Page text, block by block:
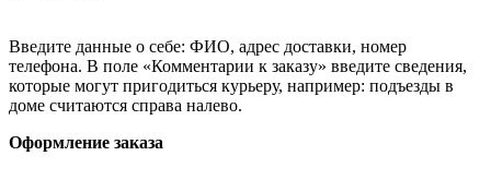
Введите данные о себе: ФИО, адрес доставки, номер
телефона. В поле «Комментарии к заказу» введите сведения,
которые могут пригодиться курьеру, например: подъезды в
доме считаются справа налево.
Оформление заказа